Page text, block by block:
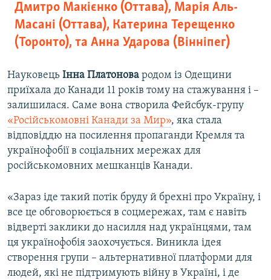
Дмитро Макієнко (Оттава), Марія Аль-
Масані (Оттава), Катерина Терещенко
(Торонто), та Анна Ударова (Вінніпег)
Науковець Інна Платонова родом із Одещини
приїхала до Канади 11 років тому на стажування і –
залишилася. Саме вона створила Фейсбук-групу
«Російськомовні Канади за Мир», яка стала
відповіддю на посилення пропаганди Кремля та
українофобії в соціальних мережах для
російськомовних мешканців Канади.
«Зараз іде такий потік бруду й брехні про Україну, і
все це обговорюється в соцмережах, там є навіть
відверті заклики до насилля над українцями, там
ця українофобія заохочується. Виникла ідея
створення групи – альтернативної платформи для
людей, які не підтримують війну в Україні, і де